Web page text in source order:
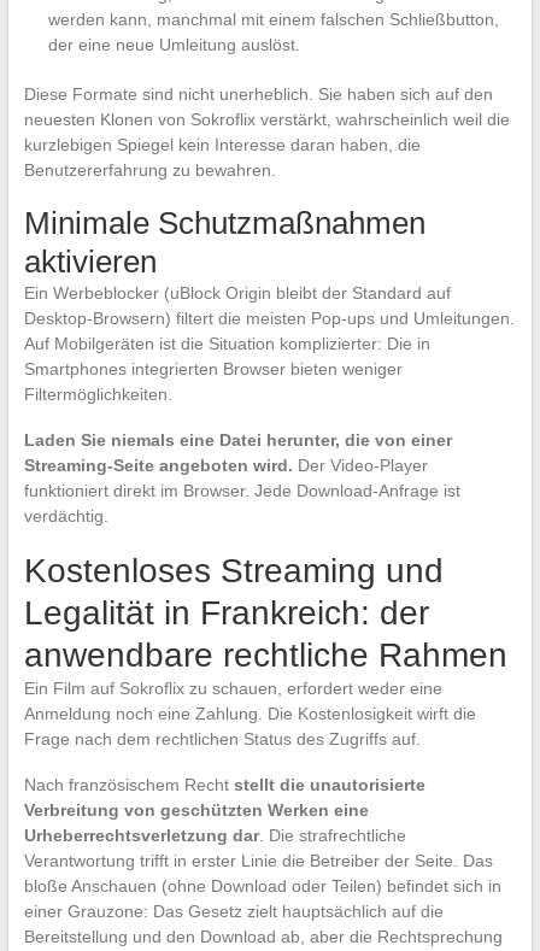
werden kann, manchmal mit einem falschen Schließbutton,
der eine neue Umleitung auslöst.
Diese Formate sind nicht unerheblich. Sie haben sich auf den
neuesten Klonen von Sokroflix verstärkt, wahrscheinlich weil die
kurzlebigen Spiegel kein Interesse daran haben, die
Benutzererfahrung zu bewahren.
Minimale Schutzmaßnahmen
aktivieren
Ein Werbeblocker (uBlock Origin bleibt der Standard auf
Desktop-Browsern) filtert die meisten Pop-ups und Umleitungen.
Auf Mobilgeräten ist die Situation komplizierter: Die in
Smartphones integrierten Browser bieten weniger
Filtermöglichkeiten.
Laden Sie niemals eine Datei herunter, die von einer
Streaming-Seite angeboten wird. Der Video-Player
funktioniert direkt im Browser. Jede Download-Anfrage ist
verdächtig.
Kostenloses Streaming und
Legalität in Frankreich: der
anwendbare rechtliche Rahmen
Ein Film auf Sokroflix zu schauen, erfordert weder eine
Anmeldung noch eine Zahlung. Die Kostenlosigkeit wirft die
Frage nach dem rechtlichen Status des Zugriffs auf.
Nach französischem Recht stellt die unautorisierte
Verbreitung von geschützten Werken eine
Urheberrechtsverletzung dar. Die strafrechtliche
Verantwortung trifft in erster Linie die Betreiber der Seite. Das
bloße Anschauen (ohne Download oder Teilen) befindet sich in
einer Grauzone: Das Gesetz zielt hauptsächlich auf die
Bereitstellung und den Download ab, aber die Rechtsprechung